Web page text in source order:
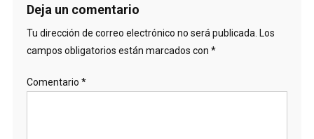
Deja un comentario
Tu dirección de correo electrónico no será publicada. Los
campos obligatorios están marcados con *
Comentario *